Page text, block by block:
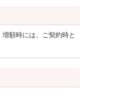
額時には、ご契約時と